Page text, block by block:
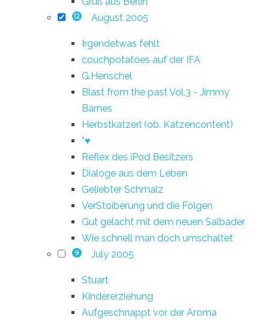
12 August 2005
Irgendetwas fehlt
couchpotatoes auf der IFA
G.Henschel
Blast from the past Vol.3 - Jimmy
Barnes
Herbstkatzerl (ob. Katzencontent)
*♥
Reflex des iPod Besitzers
Dialoge aus dem Leben
Geliebter Schmalz
VerStoiberung und die Folgen
Gut gelacht mit dem neuen Salbader
Wie schnell man doch umschaltet
9 July 2005
Stuart
Kindererziehung
Aufgeschnappt vor der Aroma